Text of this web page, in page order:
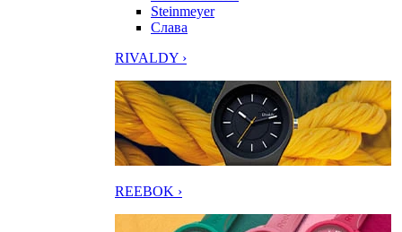
Steinmeyer
Слава
RIVALDY ›
REEBOK ›